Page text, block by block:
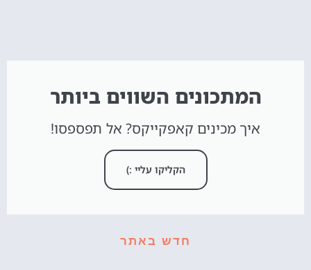
המתכונים השווים ביותר
איך מכינים קאפקייקס? אל תפספסו!
הקליקו עליי :)
חדש באתר